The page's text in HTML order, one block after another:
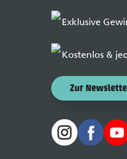
Exklusive
Kostenlos &
Zur